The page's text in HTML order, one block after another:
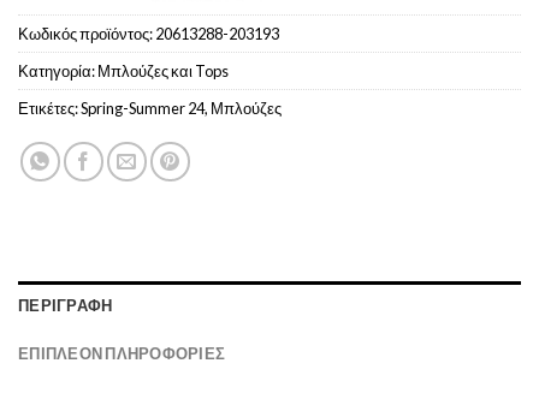
Κωδικός προϊόντος:20613288-203193
Κατηγορία:Μπλούζες και Tops
Ετικέτες:Spring-Summer 24, Μπλούζες
ΠΕΡΙΓΡΑΦΉ
ΕΠΙΠΛΈΟΝ ΠΛΗΡΟΦΟΡΊΕΣ